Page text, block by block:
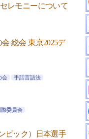
レモニーについて
総会 東京2025デ
会 手話言語法
際委員会
ピック）日本選手